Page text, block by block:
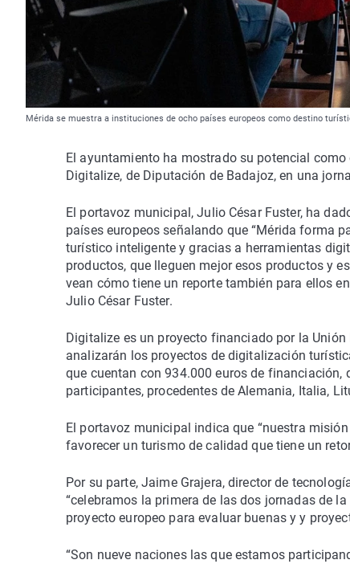
Mérida se muestra a instituciones de ocho países europeos como destino
El ayuntamiento ha mostrado su potencial
Digitalize, de Diputación de Badajoz, en una
El portavoz municipal, Julio César Fuster, ha
países europeos señalando que “Mérida forma
turístico inteligente y gracias a herramientas
productos, que lleguen mejor esos productos y
vean cómo tiene un reporte también para ellos
Julio César Fuster.
Digitalize es un proyecto financiado por la
analizarán los proyectos de digitalización
que cuentan con 934.000 euros de
participantes, procedentes de Alemania, Italia,
El portavoz municipal indica que “nuestra
favorecer un turismo de calidad que tiene un
Por su parte, Jaime Grajera, director de
“celebramos la primera de las dos jornadas de
proyecto europeo para evaluar buenas y y
“Son nueve naciones las que estamos